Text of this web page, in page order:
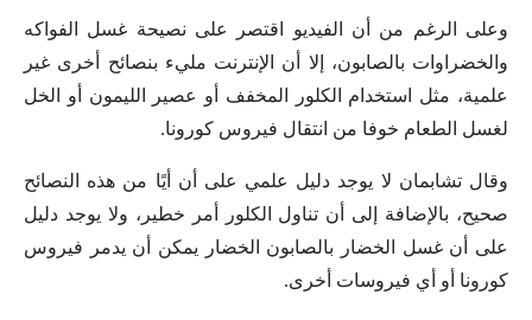
وعلى الرغم من أن الفيديو اقتصر على نصيحة غسل الفواكه
والخضراوات بالصابون، إلا أن الإنترنت مليء بنصائح أخرى غير
علمية، مثل استخدام الكلور المخفف أو عصير الليمون أو الخل
لغسل الطعام خوفا من انتقال فيروس كورونا.
وقال تشابمان لا يوجد دليل علمي على أن أيًا من هذه النصائح
صحيح، بالإضافة إلى أن تناول الكلور أمر خطير، ولا يوجد دليل
على أن غسل الخضار بالصابون الخضار يمكن أن يدمر فيروس
كورونا أو أي فيروسات أخرى.